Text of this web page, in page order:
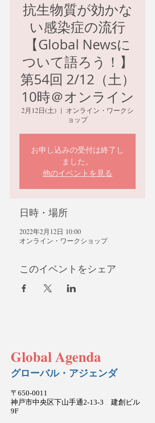
抗生物質が効かな
い感染症の流行
【Global Newsに
ついて語ろう！】
第54回 2/12（土）
10時＠オンライン
2月12日(土)
  |
オンライン・ワークシ
ョップ
お申し込みの受付は終了し
ました。
他のイベントを見る
日時・場所
2022年2月12日 10:00
オンライン・ワークショップ
このイベントをシェア
Global Agenda
グローバル・アジェンダ
〒650-0011
神戸市中央区下山手通2-13-3 建創ビル
9F